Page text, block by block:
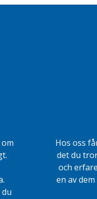
Hos oss
det du
och
en av